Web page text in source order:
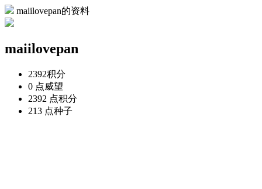
maiilovepan的资料
maiilovepan
2392积分
0 点威望
2392 点积分
213 点种子